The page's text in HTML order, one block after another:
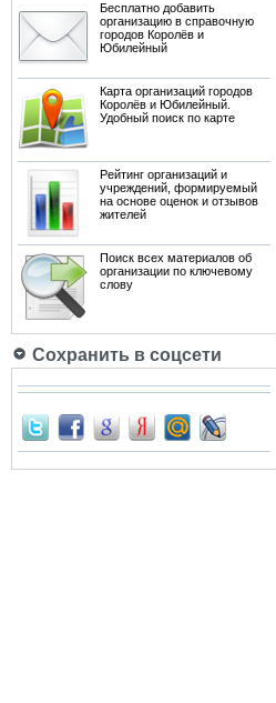
Бесплатно добавить
организацию в справочную
городов Королёв и
Юбилейный
Карта организаций городов
Королёв и Юбилейный.
Удобный поиск по карте
Рейтинг организаций и
учреждений, формируемый
на основе оценок и отзывов
жителей
Поиск всех материалов об
организации по ключевому
слову
Сохранить в соцсети